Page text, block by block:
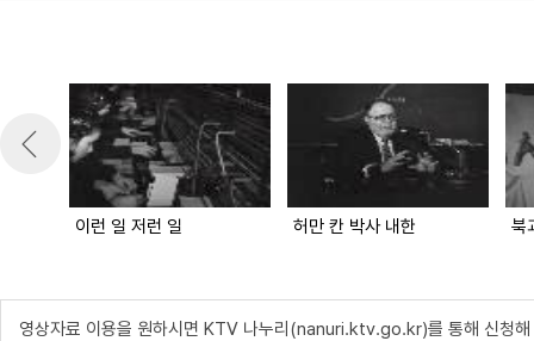
이런 일 저런 일 허만 칸 박사 내한 북
영상자료 이용을 원하시면 KTV 나누리(nanuri.ktv.go.kr)를 통해 신청해